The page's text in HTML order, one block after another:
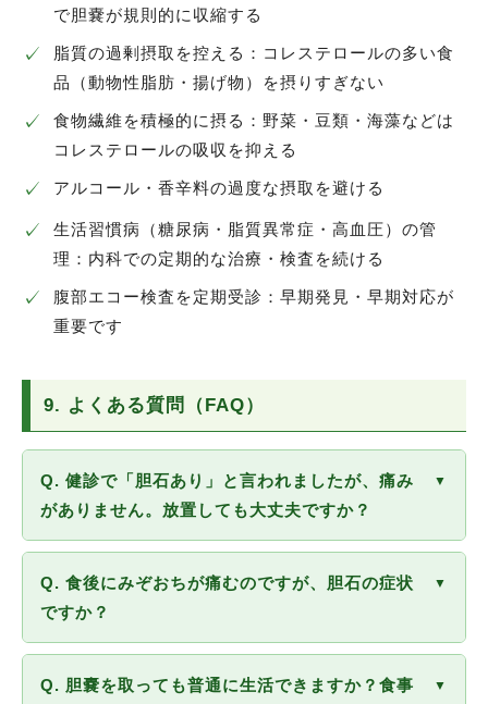
で胆嚢が規則的に収縮する
✓
脂質の過剰摂取を控える：コレステロールの多い食
品（動物性脂肪・揚げ物）を摂りすぎない
✓
食物繊維を積極的に摂る：野菜・豆類・海藻などは
コレステロールの吸収を抑える
✓ アルコール・香辛料の過度な摂取を避ける
✓
生活習慣病（糖尿病・脂質異常症・高血圧）の管
理：内科での定期的な治療・検査を続ける
✓
腹部エコー検査を定期受診：早期発見・早期対応が
重要です
9. よくある質問（FAQ）
Q. 健診で「胆石あり」と言われましたが、痛み
がありません。放置しても大丈夫ですか？
▼
ん。また胆嚢がんのリスクを考え、年に1回程度の
腹部エコー検査で定期的に観察することが大切で
Q. 食後にみぞおちが痛むのですが、胆石の症状
ですか？
▼
胆石発作は食後（特に脂っこい食事の後）数時間以
Q. 胆嚢を取っても普通に生活できますか？食事
▼